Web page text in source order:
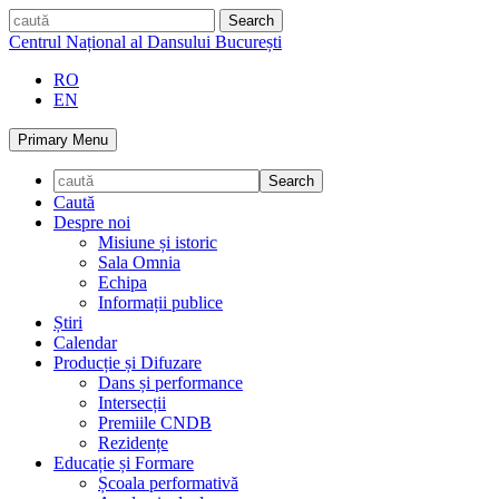
Skip
to
caută
Centrul Național al Dansului București
RO
EN
Primary Menu
Caută
Despre noi
Misiune și istoric
Sala Omnia
Echipa
Informații publice
Știri
Calendar
Producție și Difuzare
Dans și performance
Intersecții
Premiile CNDB
Rezidențe
Educație și Formare
Școala performativă